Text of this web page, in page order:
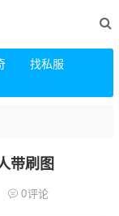
找私服
带刷图
0评论